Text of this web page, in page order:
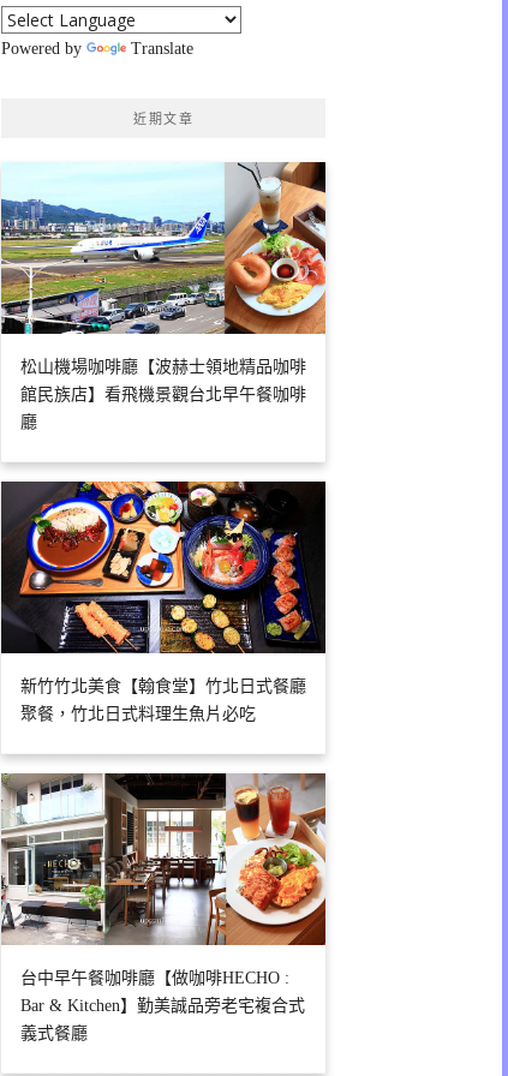
Powered by Translate
近期文章
松山機場咖啡廳【波赫士領地精品咖啡
館民族店】看飛機景觀台北早午餐咖啡
廳
新竹竹北美食【翰食堂】竹北日式餐廳
聚餐，竹北日式料理生魚片必吃
台中早午餐咖啡廳【做咖啡HECHO :
Bar & Kitchen】勤美誠品旁老宅複合式
義式餐廳